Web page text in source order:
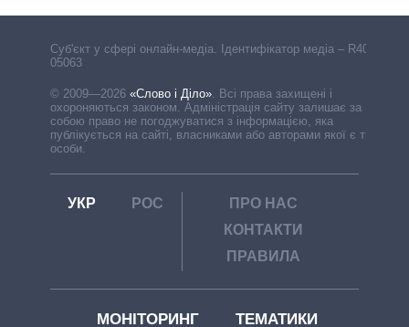
Cуб'єкт у сфері онлайн-медіа. Ідентифікатор медіа – R40-
05063
© 2009—2026 «Слово і Діло». Всі права захищені і
охороняються законом. Адміністрація сайту залишає за
собою право не погоджуватися з інформацією, яка
публікується на сайті, власниками або авторами якої є треті
особи.
УКР РОС
ПРО НАС
КОНТАКТИ
ПРАВИЛА
МОНІТОРИНГ ТЕМАТИКИ